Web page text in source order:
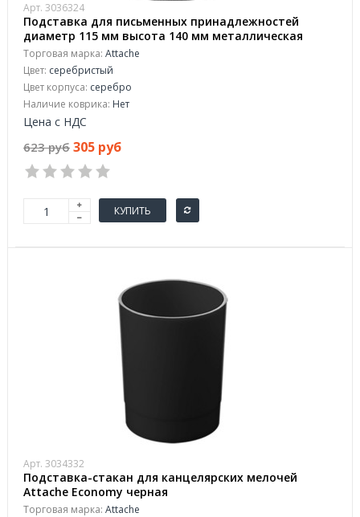
Арт. 3036324
Подставка для письменных принадлежностей
диаметр 115 мм высота 140 мм металлическая
сетка серебристая
Торговая марка: Attache
Цвет: серебристый
Цвет корпуса: серебро
Наличие коврика: Нет
Цена с НДС
623 руб 305 руб
КУПИТЬ
Арт. 3034332
Подставка-стакан для канцелярских мелочей
Attache Economy черная
Торговая марка: Attache